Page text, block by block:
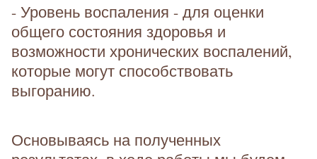
- Уровень воспаления - для оценки
общего состояния здоровья и
возможности хронических воспалений,
которые могут способствовать
выгоранию.
Основываясь на полученных